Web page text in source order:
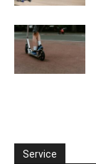
Service